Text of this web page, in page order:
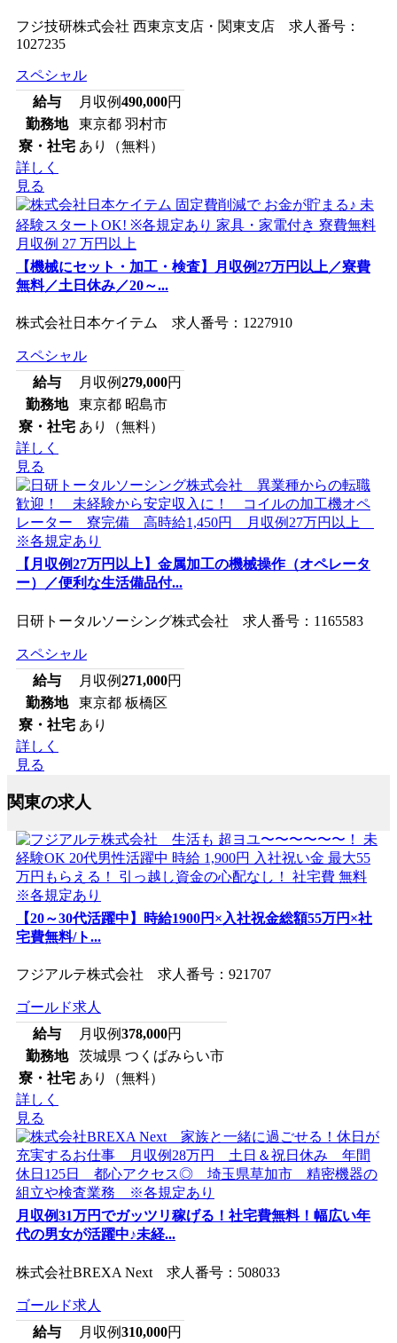
フジ技研株式会社 西東京支店・関東支店 求人番号：
1027235
スペシャル
給与
月収例490,000円
勤務地
東京都 羽村市
寮・社宅 あり（無料）
詳しく
見る
【機械にセット・加工・検査】月収例27万円以上／寮費
無料／土日休み／20～...
株式会社日本ケイテム 求人番号：1227910
スペシャル
給与
月収例279,000円
勤務地
東京都 昭島市
寮・社宅 あり（無料）
詳しく
見る
【月収例27万円以上】金属加工の機械操作（オペレータ
ー）／便利な生活備品付...
日研トータルソーシング株式会社 求人番号：1165583
スペシャル
給与
月収例271,000円
勤務地
東京都 板橋区
寮・社宅 あり
詳しく
見る
関東の求人
【20～30代活躍中】時給1900円×入社祝金総額55万円×社
宅費無料/ト...
フジアルテ株式会社 求人番号：921707
ゴールド求人
給与
月収例378,000円
勤務地
茨城県 つくばみらい市
寮・社宅 あり（無料）
詳しく
見る
月収例31万円でガッツリ稼げる！社宅費無料！幅広い年
代の男女が活躍中♪未経...
株式会社BREXA Next 求人番号：508033
ゴールド求人
給与
月収例310,000円